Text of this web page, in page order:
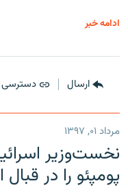
ادامه خبر
ارسال دسترسی
مرداد ۰۱, ۱۳۹۷
نخست‌وزیر
پومپئو را در